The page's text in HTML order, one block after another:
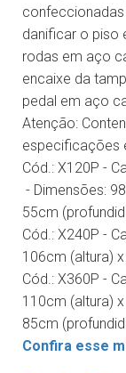
danificar o piso
rodas em aço
encaixe da
pedal em aço
Atenção:
especificações
Cód.: X120P -
- Dimensões:
55cm
Cód.: X240P -
106cm (altura)
Cód.: X360P -
110cm (altura)
85cm
Confira esse